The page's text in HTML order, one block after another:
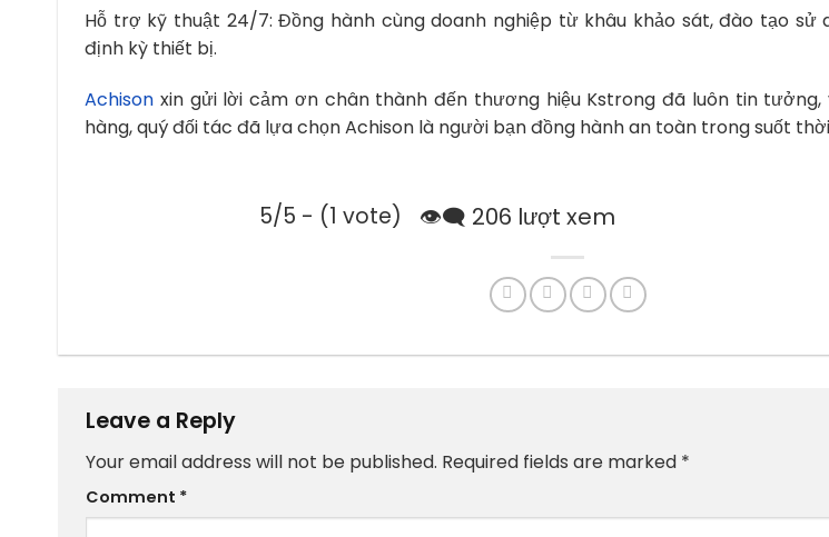
Hỗ trợ kỹ thuật 24/7: Đồng hành cùng doanh nghiệp từ khâu khảo sát, đào tạo sử
định kỳ thiết bị.
Achison xin gửi lời cảm ơn chân thành đến thương hiệu Kstrong đã luôn tin
hàng, quý đối tác đã lựa chọn Achison là người bạn đồng hành an toàn trong suốt
5/5 - (1 vote) 👁️‍🗨️ 206 lượt xem
Leave a Reply
Your email address will not be published. Required fields are marked *
Comment *